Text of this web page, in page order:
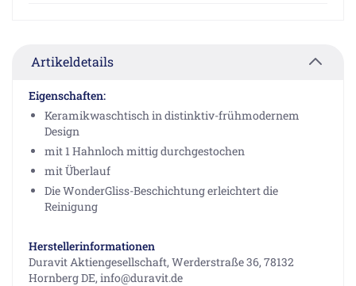
Artikeldetails
Eigenschaften:
Keramikwaschtisch in distinktiv-frühmodernem
Design
mit 1 Hahnloch mittig durchgestochen
mit Überlauf
Die WonderGliss-Beschichtung erleichtert die
Reinigung
Herstellerinformationen
Duravit Aktiengesellschaft, Werderstraße 36, 78132
Hornberg DE, info@duravit.de